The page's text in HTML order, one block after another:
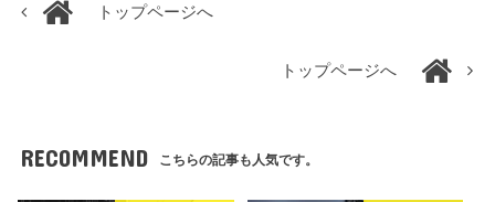
トップページへ
トップページへ
RECOMMEND こちらの記事も人気です。